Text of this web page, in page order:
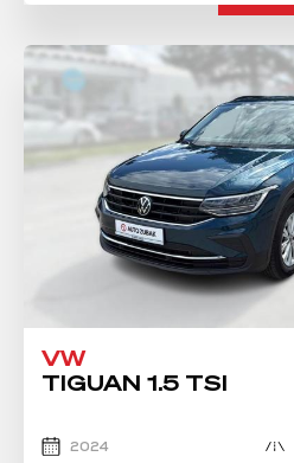
VW
TIGUAN 1.5 TSI
2024